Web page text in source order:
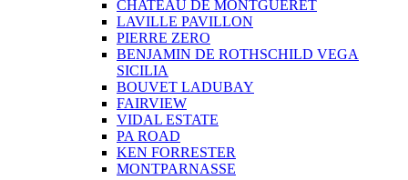
CHATEAU DE MONTGUERET
LAVILLE PAVILLON
PIERRE ZERO
BENJAMIN DE ROTHSCHILD VEGA
SICILIA
BOUVET LADUBAY
FAIRVIEW
VIDAL ESTATE
PA ROAD
KEN FORRESTER
MONTPARNASSE